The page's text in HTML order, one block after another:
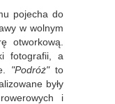
pojecha do
w wolnym
otworkową.
fotografii, a
"Podróż"to
były
i